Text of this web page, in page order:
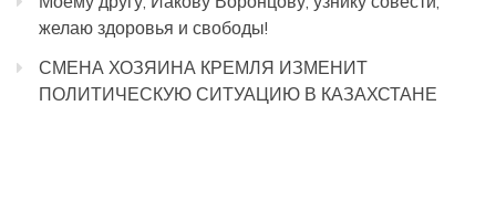
желаю здоровья и свободы!
СМЕНА ХОЗЯИНА КРЕМЛЯ ИЗМЕНИТ
ПОЛИТИЧЕСКУЮ СИТУАЦИЮ В КАЗАХСТАНЕ